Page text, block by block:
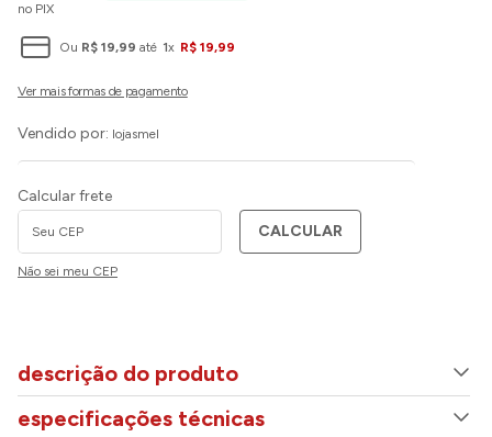
no PIX
Ou R$ 19,99 até 1x R$ 19,99
Vendido por: lojasmel
Calcular frete
CALCULAR
Não sei meu CEP
descrição do produto
especificações técnicas